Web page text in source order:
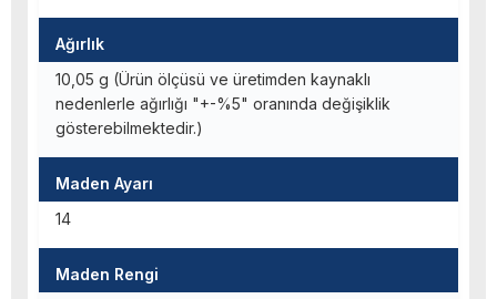
Ağırlık
10,05 g (Ürün ölçüsü ve üretimden kaynaklı
nedenlerle ağırlığı "+-%5" oranında değişiklik
gösterebilmektedir.)
Maden Ayarı
14
Maden Rengi